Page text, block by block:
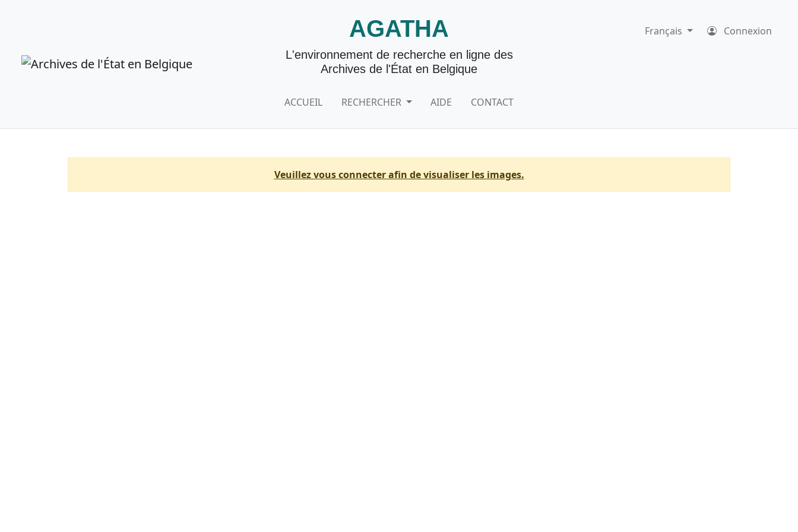
AGATHA
L'environnement de recherche en ligne des
Archives de l'État en Belgique
ACCUEIL RECHERCHER AIDE CONTACT
Français Connexion
Veuillez vous connecter afin de visualiser les images.